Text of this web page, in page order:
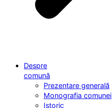
Despre
comună
Prezentare generală
Monografia comunei
Istoric